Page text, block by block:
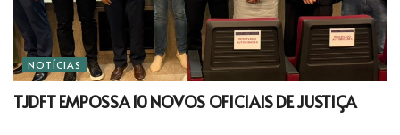
NOTÍCIAS
TJDFT EMPOSSA 10 NOVOS OFICIAIS DE JUSTIÇA